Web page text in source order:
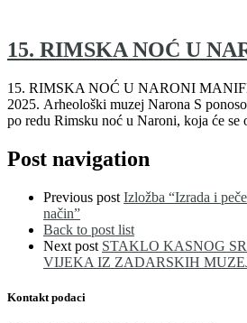
15. RIMSKA NOĆ U
15. RIMSKA NOĆ U NARONI
2025. Arheološki muzej Narona S
po redu Rimsku noć u Naroni, koja će
Post navigation
Previous post Izložba “Izrada i
način”
Back to post list
Next post STAKLO KASNOG
VIJEKA IZ ZADARSKIH
Kontakt podaci